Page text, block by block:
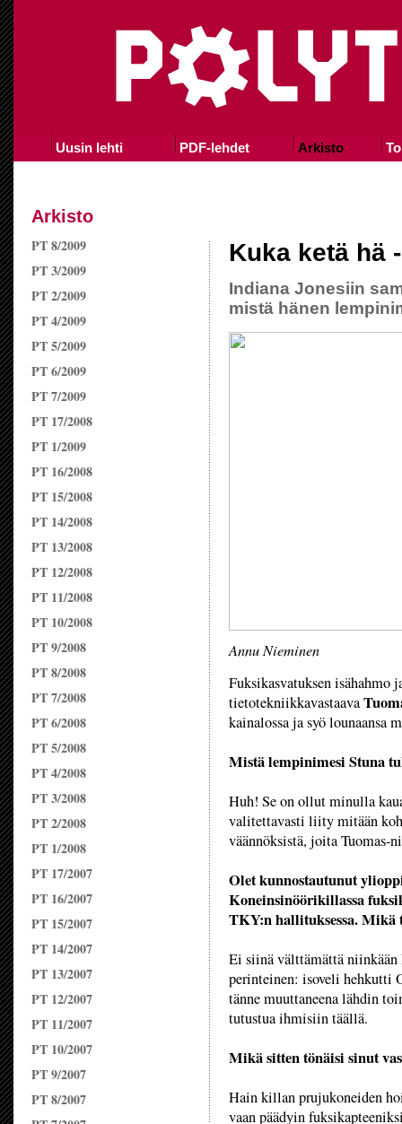
Uusin lehti PDF-lehdet Arkisto
Arkisto
PT 8/2009
PT 3/2009
PT 2/2009
PT 4/2009
PT 5/2009
PT 6/2009
PT 7/2009
PT 17/2008
PT 1/2009
PT 16/2008
PT 15/2008
PT 14/2008
PT 13/2008
PT 12/2008
PT 11/2008
PT 10/2008
PT 9/2008
PT 8/2008
PT 7/2008
PT 6/2008
PT 5/2008
PT 4/2008
PT 3/2008
PT 2/2008
PT 1/2008
PT 17/2007
PT 16/2007
PT 15/2007
PT 14/2007
PT 13/2007
PT 12/2007
PT 11/2007
PT 10/2007
PT 9/2007
PT 8/2007
Kuka ketä hä
Indiana Jonesiin
mistä hänen
Annu Nieminen
Fuksikasvatuksen
tietotekniikkavastaava
kainalossa ja syö lounaansa
Mistä lempinimesi Stuna
Huh! Se on ollut minulla
valitettavasti liity mitään
väännöksistä, joita Tuomas-
Olet kunnostautunut
Koneinsinöörikillassa
TKY:n hallituksessa. Mikä
Ei siinä välttämättä niinkään
perinteinen: isoveli hehkutti
tänne muuttaneena lähdin
tutustua ihmisiin täällä.
Mikä sitten tönäisi sinut
Hain killan prujukoneiden
vaan päädyin